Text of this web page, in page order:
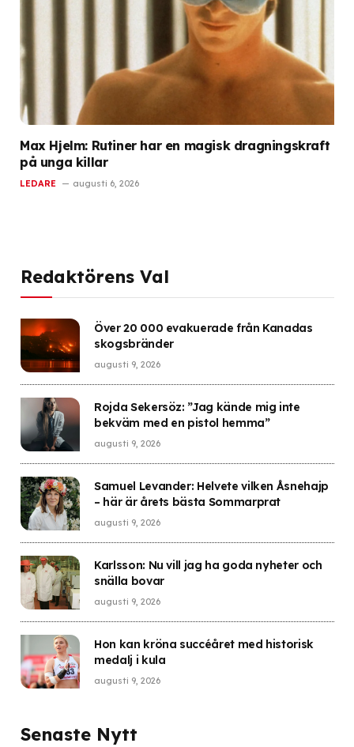
Max Hjelm: Rutiner har en magisk dragningskraft
på unga killar
LEDARE augusti 6, 2026
Redaktörens Val
Över 20 000 evakuerade från Kanadas
skogsbränder
augusti 9, 2026
Rojda Sekersöz: ”Jag kände mig inte
bekväm med en pistol hemma”
augusti 9, 2026
Samuel Levander: Helvete vilken Åsnehajp
– här är årets bästa Sommarprat
augusti 9, 2026
Karlsson: Nu vill jag ha goda nyheter och
snälla bovar
augusti 9, 2026
Hon kan kröna succéåret med historisk
medalj i kula
augusti 9, 2026
Senaste Nytt